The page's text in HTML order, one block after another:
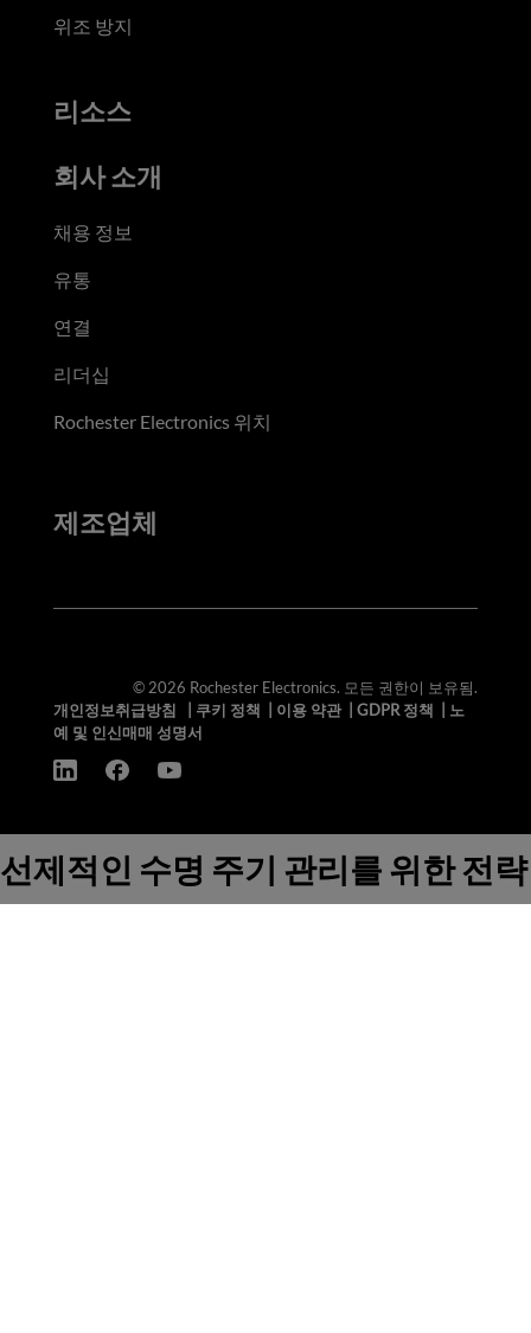
위조 방지
리소스
회사 소개
채용 정보
유통
연결
리더십
Rochester Electronics 위치
제조업체
© 2026 Rochester Electronics. 모든 권한이 보유됨.
개인정보취급방침
쿠키 정책 이용 약관| GDPR 정책
노
예 및 인신매매 성명서
선제적인 수명 주기 관리를 위한 전략